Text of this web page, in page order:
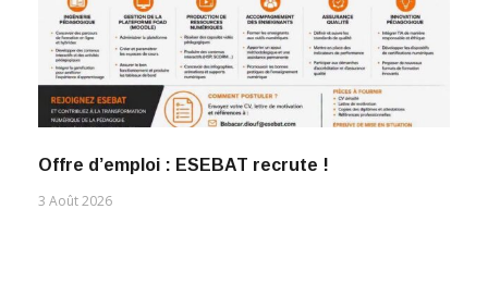
Offre d’emploi : ESEBAT recrute !
3 Août 2026